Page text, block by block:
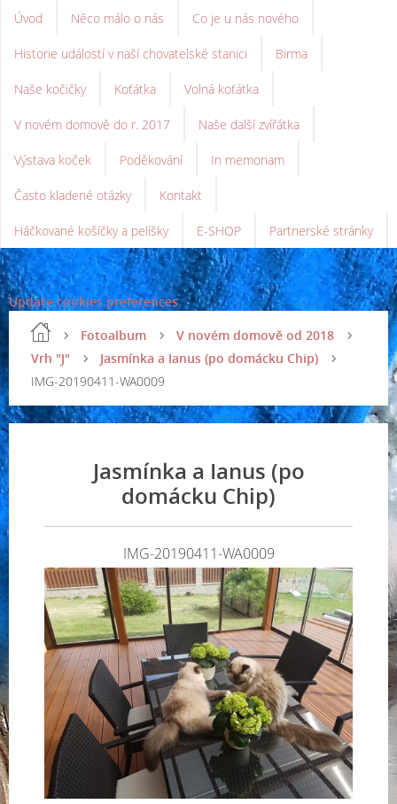
Úvod Něco málo o nás Co je u nás nového
Historie událostí v naší chovatelské stanici Birma
Naše kočičky Koťátka Volná koťátka
V novém domově do r. 2017 Naše další zvířátka
Výstava koček Poděkování In memoriam
Často kladené otázky Kontakt
Háčkované košíčky a pelíšky E-SHOP Partnerské stránky
Update cookies preferences
Fotoalbum
V novém domově od 2018
Vrh "J"
Jasmínka a Ianus (po domácku Chip)
IMG-20190411-WA0009
Jasmínka a Ianus (po
domácku Chip)
IMG-20190411-WA0009